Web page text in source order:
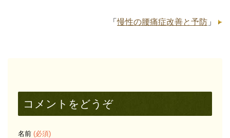
「慢性の腰痛症改善と予防 」
コメントをどうぞ
名前 (必須)